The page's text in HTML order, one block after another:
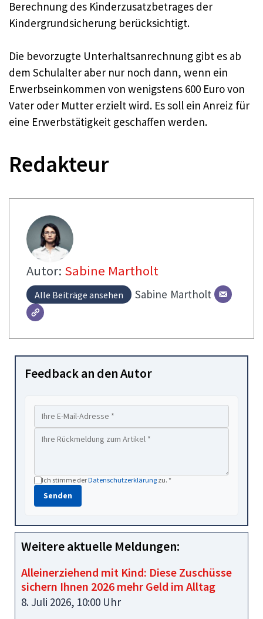
Berechnung des Kinderzusatzbetrages der
Kindergrundsicherung berücksichtigt.
Die bevorzugte Unterhaltsanrechnung gibt es ab
dem Schulalter aber nur noch dann, wenn ein
Erwerbseinkommen von wenigstens 600 Euro von
Vater oder Mutter erzielt wird. Es soll ein Anreiz für
eine Erwerbstätigkeit geschaffen werden.
Redakteur
Autor: Sabine Martholt
Alle Beiträge ansehen Sabine Martholt
Feedback an den Autor
Ich stimme derDatenschutzerklärung zu. *
Senden
Weitere aktuelle Meldungen:
Alleinerziehend mit Kind: Diese Zuschüsse
sichern Ihnen 2026 mehr Geld im Alltag
8. Juli 2026, 10:00 Uhr